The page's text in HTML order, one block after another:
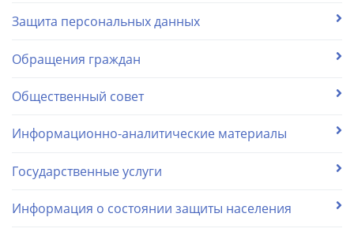
Защита персональных данных
Обращения граждан
Общественный совет
Информационно-аналитические материалы
Государственные услуги
Информация о состоянии защиты населения